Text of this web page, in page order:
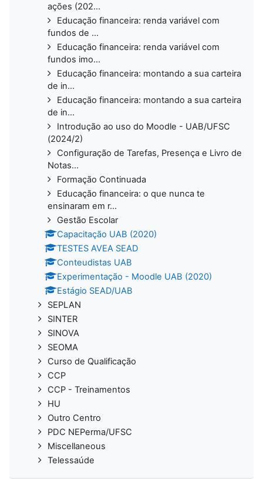
ações (202...
Educação financeira: renda variável com
fundos de ...
Educação financeira: renda variável com
fundos imo...
Educação financeira: montando a sua carteira
de in...
Educação financeira: montando a sua carteira
de in...
Introdução ao uso do Moodle - UAB/UFSC
(2024/2)
Configuração de Tarefas, Presença e Livro de
Notas...
Formação Continuada
Educação financeira: o que nunca te
ensinaram em r...
Gestão Escolar
Capacitação UAB (2020)
TESTES AVEA SEAD
Conteudistas UAB
Experimentação - Moodle UAB (2020)
Estágio SEAD/UAB
SEPLAN
SINTER
SINOVA
SEOMA
Curso de Qualificação
CCP
CCP - Treinamentos
HU
Outro Centro
PDC NEPerma/UFSC
Miscellaneous
Telessaúde